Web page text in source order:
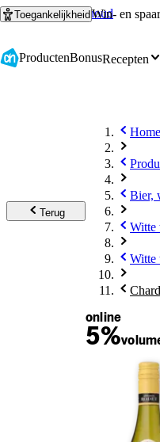
Ga naar hoofdinhoud
Ga naar zoeken
ToegankelijkheidWin- en
ProductenBonusRecepten
Terug
Home
Bier,
Witte
Witte
online
5%